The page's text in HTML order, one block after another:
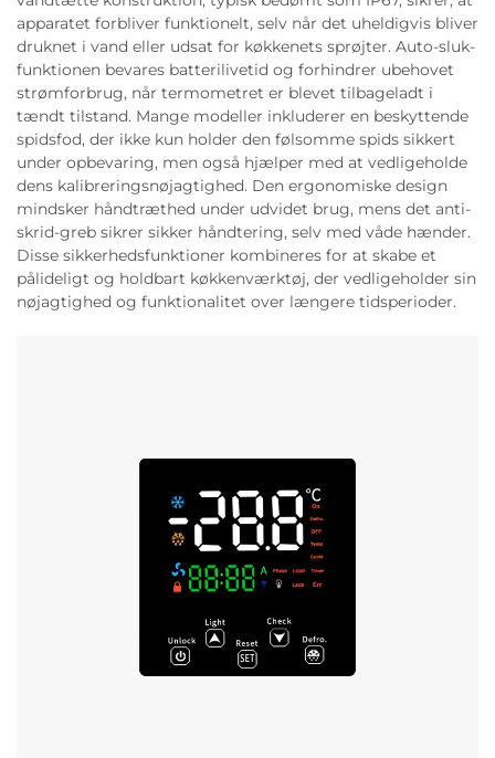
apparatet forbliver funktionelt, selv når det uheldigvis bliver
druknet i vand eller udsat for køkkenets sprøjter. Auto-sluk-
funktionen bevares batterilivetid og forhindrer ubehovet
strømforbrug, når termometret er blevet tilbageladt i
tændt tilstand. Mange modeller inkluderer en beskyttende
spidsfod, der ikke kun holder den følsomme spids sikkert
under opbevaring, men også hjælper med at vedligeholde
dens kalibreringsnøjagtighed. Den ergonomiske design
mindsker håndtræthed under udvidet brug, mens det anti-
skrid-greb sikrer sikker håndtering, selv med våde hænder.
Disse sikkerhedsfunktioner kombineres for at skabe et
pålideligt og holdbart køkkenværktøj, der vedligeholder sin
nøjagtighed og funktionalitet over længere tidsperioder.